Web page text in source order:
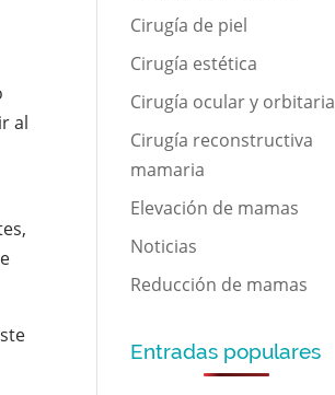
al
Cirugía de piel
Cirugía estética
Cirugía ocular y orbitaria
Cirugía reconstructiva
mamaria
Elevación de mamas
Noticias
Reducción de mamas
Entradas populares